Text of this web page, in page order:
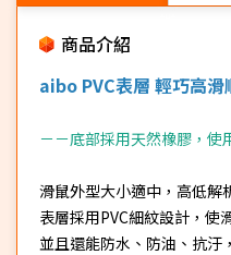
商品介紹
aibo PVC表層 輕巧高
－－底部採用天然橡膠，使
滑鼠外型大小適中，高低解
表層採用PVC細紋設計，使
並且還能防水、防油、抗汙